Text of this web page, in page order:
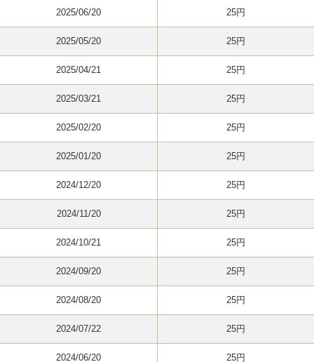
2025/06/20 25円
2025/05/20 25円
2025/04/21 25円
2025/03/21 25円
2025/02/20 25円
2025/01/20 25円
2024/12/20 25円
2024/11/20 25円
2024/10/21 25円
2024/09/20 25円
2024/08/20 25円
2024/07/22 25円
2024/06/20 25円